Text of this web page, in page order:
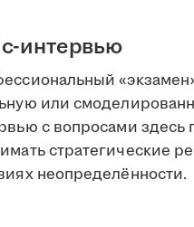
интервью
или
с вопросами
стратегические
неопределённости.